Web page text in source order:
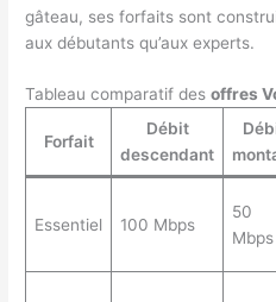
gâteau, ses forfaits sont
aux débutants qu’aux experts.
Tableau comparatif desoffres
Forfait
Débit
descendant
Essentiel 100 Mbps
50
Mbps